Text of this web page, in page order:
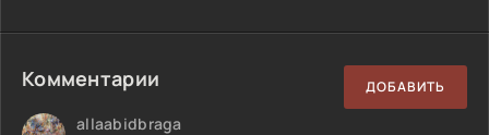
Комментарии ДОБАВИТЬ
allaabidbraga